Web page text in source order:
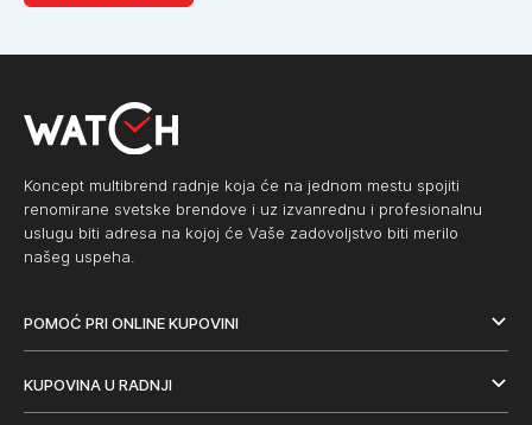
Koncept multibrend radnje koja će na jednom mestu spojiti
renomirane svetske brendove i uz izvanrednu i profesionalnu
uslugu biti adresa na kojoj će Vaše zadovoljstvo biti merilo
našeg uspeha.
POMOĆ PRI ONLINE KUPOVINI
KUPOVINA U RADNJI